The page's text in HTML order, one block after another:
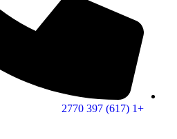
+1 (617) 397 2770